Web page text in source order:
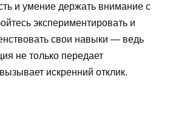
и умение держать внимание с
экспериментировать и
свои навыки — ведь
не только передает
искренний отклик.